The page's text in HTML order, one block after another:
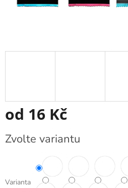
od 16 Kč
cena:
Zvolte variantu
Varianta